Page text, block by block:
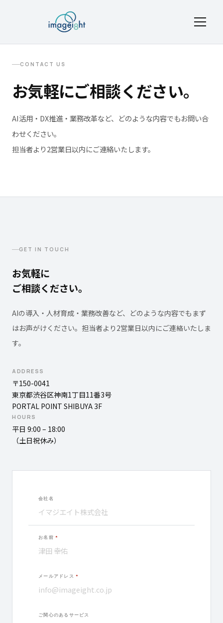
CONTACT US
お気軽にご相談ください。
AI活用・DX推進・業務改革など、どのような内容でもお問い合
わせください。
担当者より2営業日以内にご連絡いたします。
GET IN TOUCH
お気軽に
ご相談ください。
AIの導入・人材育成・業務改善など、どのような内容でもまず
はお声がけください。担当者より2営業日以内にご連絡いたしま
す。
ADDRESS
〒150-0041
東京都渋谷区神南1丁目11番3号
PORTAL POINT SHIBUYA 3F
HOURS
平日 9:00 – 18:00
（土日祝休み）
会社名
お名前*
メールアドレス*
ご関心のあるサービス